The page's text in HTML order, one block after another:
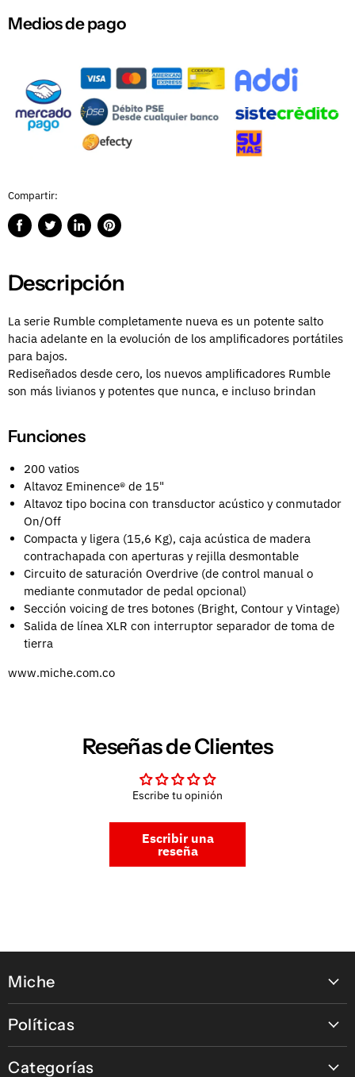
Medios de pago
Compartir:
CompartirPublicarCompartirGuardar
Descripción
La serie Rumble completamente nueva es un potente salto
hacia adelante en la evolución de los amplificadores portátiles
para bajos.
Rediseñados desde cero, los nuevos amplificadores Rumble
son más livianos y potentes que nunca, e incluso brindan
Funciones
200 vatios
Altavoz Eminence® de 15"
Altavoz tipo bocina con transductor acústico y conmutador
On/Off
Compacta y ligera (15,6 Kg), caja acústica de madera
contrachapada con aperturas y rejilla desmontable
Circuito de saturación Overdrive (de control manual o
mediante conmutador de pedal opcional)
Sección voicing de tres botones (Bright, Contour y Vintage)
Salida de línea XLR con interruptor separador de toma de
tierra
www.miche.com.co
Reseñas de Clientes
Escribe tu opinión
Escribir una
reseña
Miche
Nuestras tiendas
Nuestras Marcas
Políticas
Categorías